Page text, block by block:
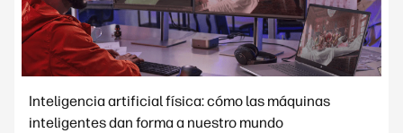
Inteligencia artificial física: cómo las máquinas
inteligentes dan forma a nuestro mundo